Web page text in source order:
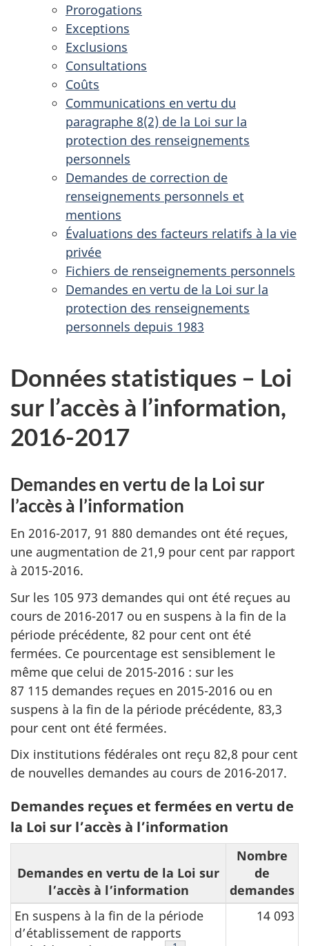
Prorogations
Exceptions
Exclusions
Consultations
Coûts
Communications en vertu du
paragraphe 8(2) de la Loi sur la
protection des renseignements
personnels
Demandes de correction de
renseignements personnels et
mentions
Évaluations des facteurs relatifs à la vie
privée
Fichiers de renseignements personnels
Demandes en vertu de la Loi sur la
protection des renseignements
personnels depuis 1983
Données statistiques – Loi
sur l’accès à l’information,
2016-2017
Demandes en vertu de la Loi sur
l’accès à l’information
En 2016-2017, 91 880 demandes ont été reçues,
une augmentation de 21,9 pour cent par rapport
à 2015-2016.
Sur les 105 973 demandes qui ont été reçues au
cours de 2016-2017 ou en suspens à la fin de la
période précédente, 82 pour cent ont été
fermées. Ce pourcentage est sensiblement le
même que celui de 2015-2016 : sur les
87 115 demandes reçues en 2015-2016 ou en
suspens à la fin de la période précédente, 83,3
pour cent ont été fermées.
Dix institutions fédérales ont reçu 82,8 pour cent
de nouvelles demandes au cours de 2016-2017.
Demandes reçues et fermées en vertu de
la Loi sur l’accès à l’information
Demandes en vertu de la Loi sur
l’accès à l’information
Nombre
de
demandes
En suspens à la fin de la période
d’établissement de rapports
14 093